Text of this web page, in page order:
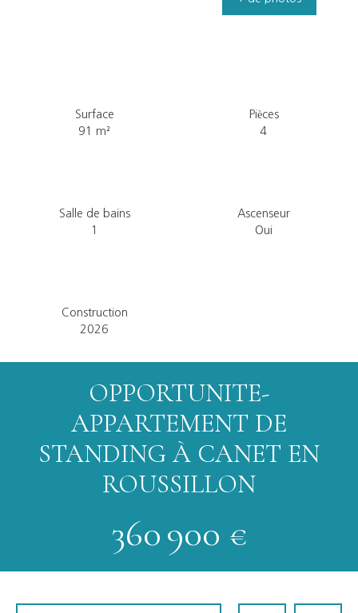
Surface
91 m²
Pièces
4
Salle de bains
1
Ascenseur
Oui
Construction
2026
OPPORTUNITE-
APPARTEMENT DE
STANDING À CANET EN
ROUSSILLON
360 900 €